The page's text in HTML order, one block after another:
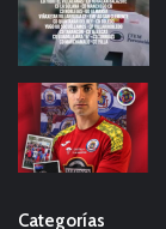
Categorías